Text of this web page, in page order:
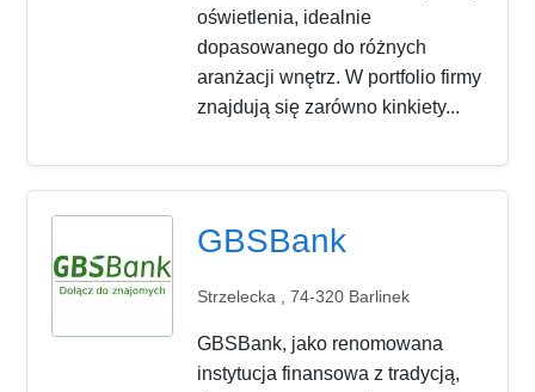
oświetlenia, idealnie
dopasowanego do różnych
aranżacji wnętrz. W portfolio firmy
znajdują się zarówno kinkiety...
GBSBank
Strzelecka , 74-320 Barlinek
GBSBank, jako renomowana
instytucja finansowa z tradycją,